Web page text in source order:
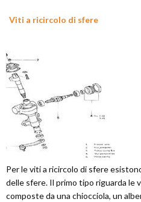
Viti a ricircolo di sfere
Per le viti a ricircolo di sfere
delle sfere. Il primo tipo riguarda le
composte da una chiocciola, un